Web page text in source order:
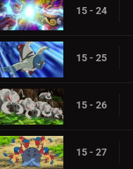
15 - 24
15 - 25
15 - 26
15 - 27